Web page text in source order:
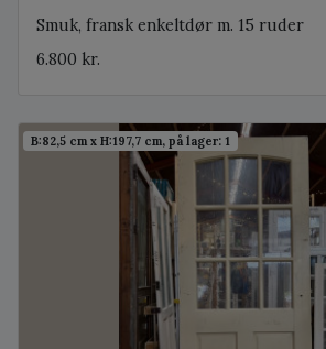
Smuk, fransk enkeltdør m. 15 ruder
6.800 kr.
B:82,5 cm x H:197,7 cm, på lager: 1